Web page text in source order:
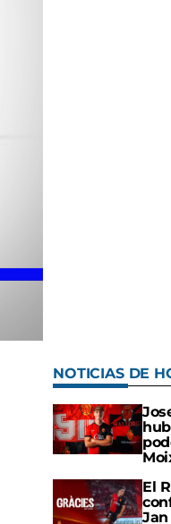
NOTICIAS DE
El